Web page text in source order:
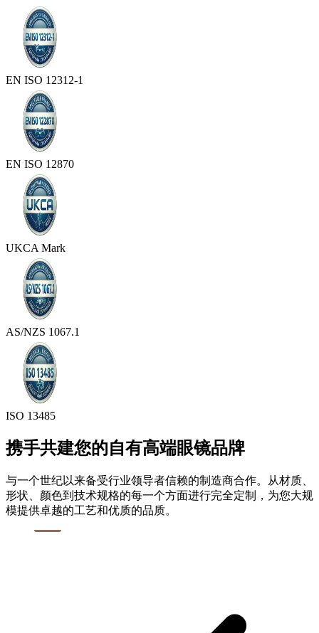
EN ISO 12312-1
EN ISO 12870
UKCA Mark
AS/NZS 1067.1
ISO 13485
携手共建您的自有高端眼镜品牌
与一个世纪以来备受行业领导者信赖的制造商合作。从材质、
形状、颜色到技术规格的每一个方面进行完全定制，为您大规
模提供卓越的工艺和优质的品质。